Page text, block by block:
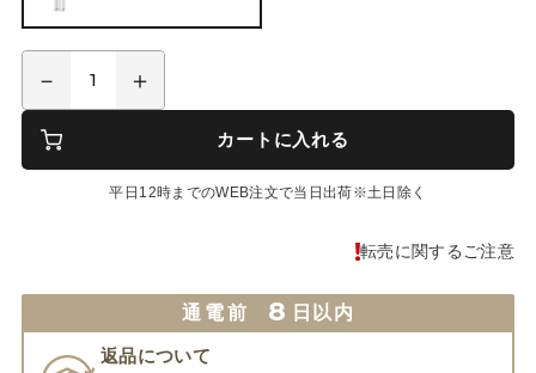
カートに入れる
平日12時までのWEB注文で当日出荷※土日除く
転売に関するご注意
通電前 8 日以内
返品について